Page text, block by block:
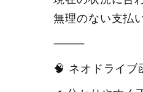
無理のない支払
⸻
🧠 ネオドライブ